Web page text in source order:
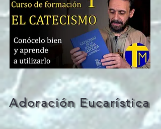
Adoración Eucarística